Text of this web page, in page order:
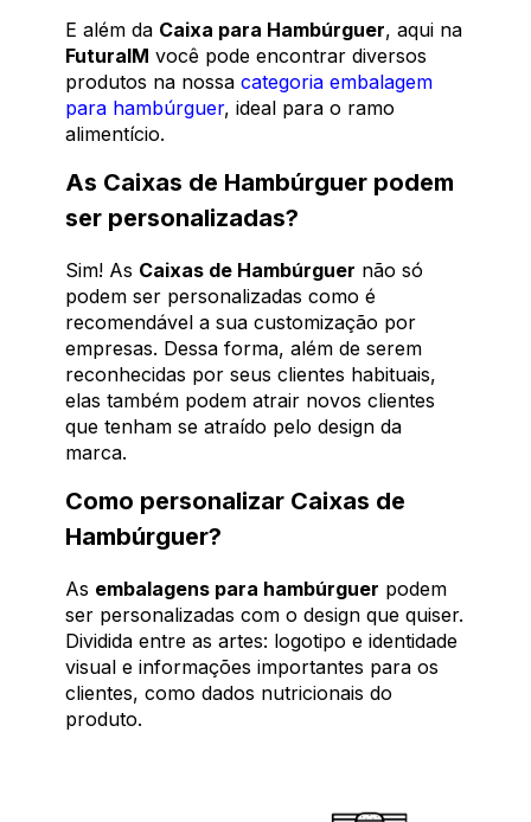
E além da Caixa para Hambúrguer, aqui na
FuturaIM você pode encontrar diversos
produtos na nossa categoria embalagem
para hambúrguer, ideal para o ramo
alimentício.
As Caixas de Hambúrguer podem
ser personalizadas?
Sim! As Caixas de Hambúrguer não só
podem ser personalizadas como é
recomendável a sua customização por
empresas. Dessa forma, além de serem
reconhecidas por seus clientes habituais,
elas também podem atrair novos clientes
que tenham se atraído pelo design da
marca.
Como personalizar Caixas de
Hambúrguer?
As embalagens para hambúrguer podem
ser personalizadas com o design que quiser.
Dividida entre as artes: logotipo e identidade
visual e informações importantes para os
clientes, como dados nutricionais do
produto.